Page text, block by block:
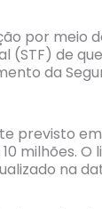
por meio
(STF) de
da
previsto
milhões.
na